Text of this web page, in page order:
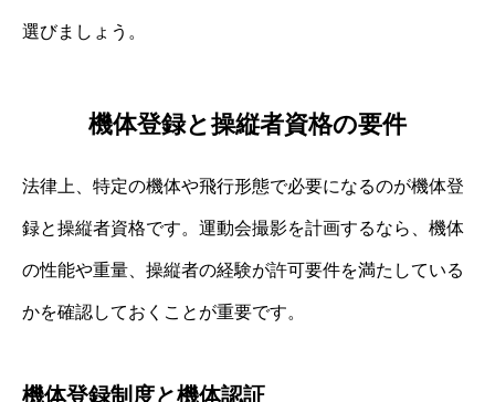
選びましょう。
機体登録と操縦者資格の要件
法律上、特定の機体や飛行形態で必要になるのが機体登
録と操縦者資格です。運動会撮影を計画するなら、機体
の性能や重量、操縦者の経験が許可要件を満たしている
かを確認しておくことが重要です。
機体登録制度と機体認証